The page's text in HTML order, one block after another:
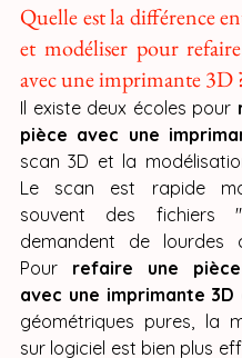
Quelle est la différence
et modéliser pour
avec une imprimante 3D
Il existe deux écoles pour
pièce avec une
scan 3D et la
Le scan est rapide
souvent des fichiers
demandent de lourdes
Pour refaire une
avec une imprimante 3D
géométriques pures, la
sur logiciel est bien plus